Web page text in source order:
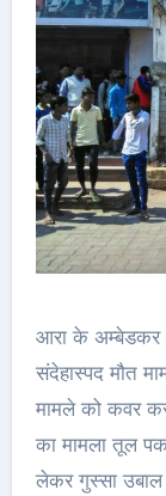
आरा के अम्बेडकर
संदेहास्पद मौत
मामले को कवर
का मामला तूल
लेकर गुस्सा उबाल